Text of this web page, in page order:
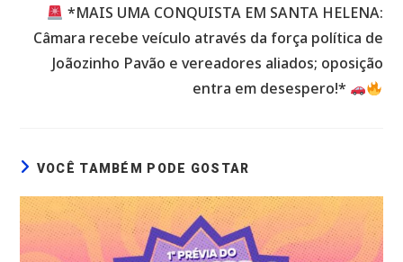
*MAIS UMA CONQUISTA EM SANTA HELENA:
Câmara recebe veículo através da força política de
Joãozinho Pavão e vereadores aliados; oposição
entra em desespero!*
VOCÊ TAMBÉM PODE GOSTAR